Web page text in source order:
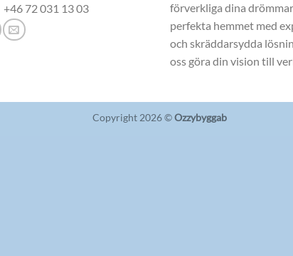
+46 72 031 13 03
förverkliga dina
perfekta hemmet med
och skräddarsydda
oss göra din vision till
Copyright 2026 ©Ozzybyggab